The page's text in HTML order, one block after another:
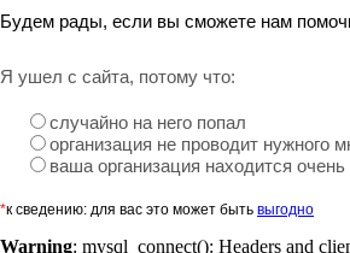
Будем рады, если вы сможете нам
Я ушел с сайта, потому что:
случайно на него попал
организация не проводит нужного
ваша организация находится
*к сведению: для вас это может быть выгодно
Warning: mysql_connect(): Headers and